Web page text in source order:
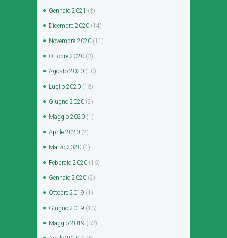
Gennaio 2021 (3)
Dicembre 2020 (14)
Novembre 2020 (11)
Ottobre 2020 (3)
Agosto 2020 (10)
Luglio 2020 (13)
Giugno 2020 (2)
Maggio 2020 (1)
Aprile 2020 (2)
Marzo 2020 (4)
Febbraio 2020 (16)
Gennaio 2020 (2)
Ottobre 2019 (1)
Giugno 2019 (13)
Maggio 2019 (33)